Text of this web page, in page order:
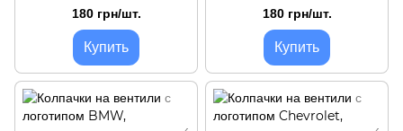
хромированные, комплект 4
шт.
180 грн/шт.
Купить
хромированные, комплект 4
шт.
180 грн/шт.
Купить